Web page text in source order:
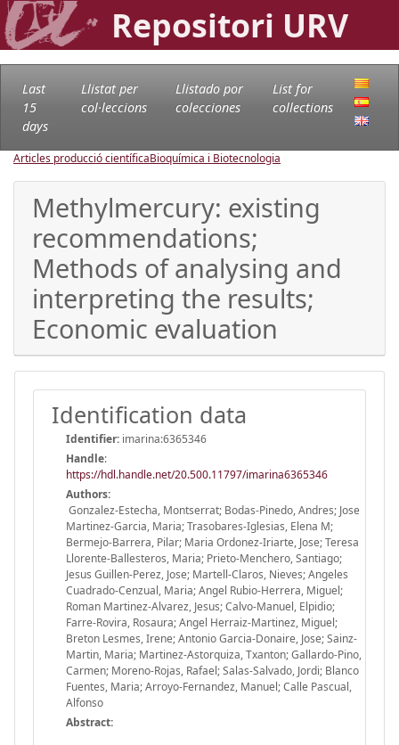
Repositori URV
Last
15
days
Llistat per
col·leccions
Llistado por
colecciones
List for
collections
Articles producció científicaBioquímica i Biotecnologia
Methylmercury: existing
recommendations;
Methods of analysing and
interpreting the results;
Economic evaluation
Identification data
Identifier: imarina:6365346
Handle:
https://hdl.handle.net/20.500.11797/imarina6365346
Authors:
Gonzalez-Estecha, Montserrat; Bodas-Pinedo, Andres; Jose
Martinez-Garcia, Maria; Trasobares-Iglesias, Elena M;
Bermejo-Barrera, Pilar; Maria Ordonez-Iriarte, Jose; Teresa
Llorente-Ballesteros, Maria; Prieto-Menchero, Santiago;
Jesus Guillen-Perez, Jose; Martell-Claros, Nieves; Angeles
Cuadrado-Cenzual, Maria; Angel Rubio-Herrera, Miguel;
Roman Martinez-Alvarez, Jesus; Calvo-Manuel, Elpidio;
Farre-Rovira, Rosaura; Angel Herraiz-Martinez, Miguel;
Breton Lesmes, Irene; Antonio Garcia-Donaire, Jose; Sainz-
Martin, Maria; Martinez-Astorquiza, Txanton; Gallardo-Pino,
Carmen; Moreno-Rojas, Rafael; Salas-Salvado, Jordi; Blanco
Fuentes, Maria; Arroyo-Fernandez, Manuel; Calle Pascual,
Alfonso
Abstract: